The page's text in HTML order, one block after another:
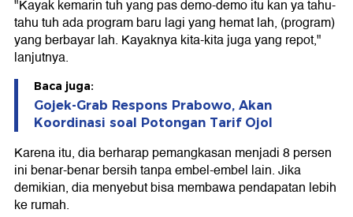
"Kayak kemarin tuh yang pas demo-demo itu kan ya tahu-
tahu tuh ada program baru lagi yang hemat lah, (program)
yang berbayar lah. Kayaknya kita-kita juga yang repot,"
lanjutnya.
Baca juga:
Gojek-Grab Respons Prabowo, Akan
Koordinasi soal Potongan Tarif Ojol
Karena itu, dia berharap pemangkasan menjadi 8 persen
ini benar-benar bersih tanpa embel-embel lain. Jika
demikian, dia menyebut bisa membawa pendapatan lebih
ke rumah.